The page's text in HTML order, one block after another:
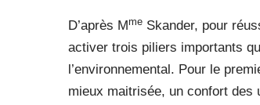
D’après Mme Skander, pour
activer trois piliers importants
l’environnemental. Pour le
mieux maitrisée, un confort